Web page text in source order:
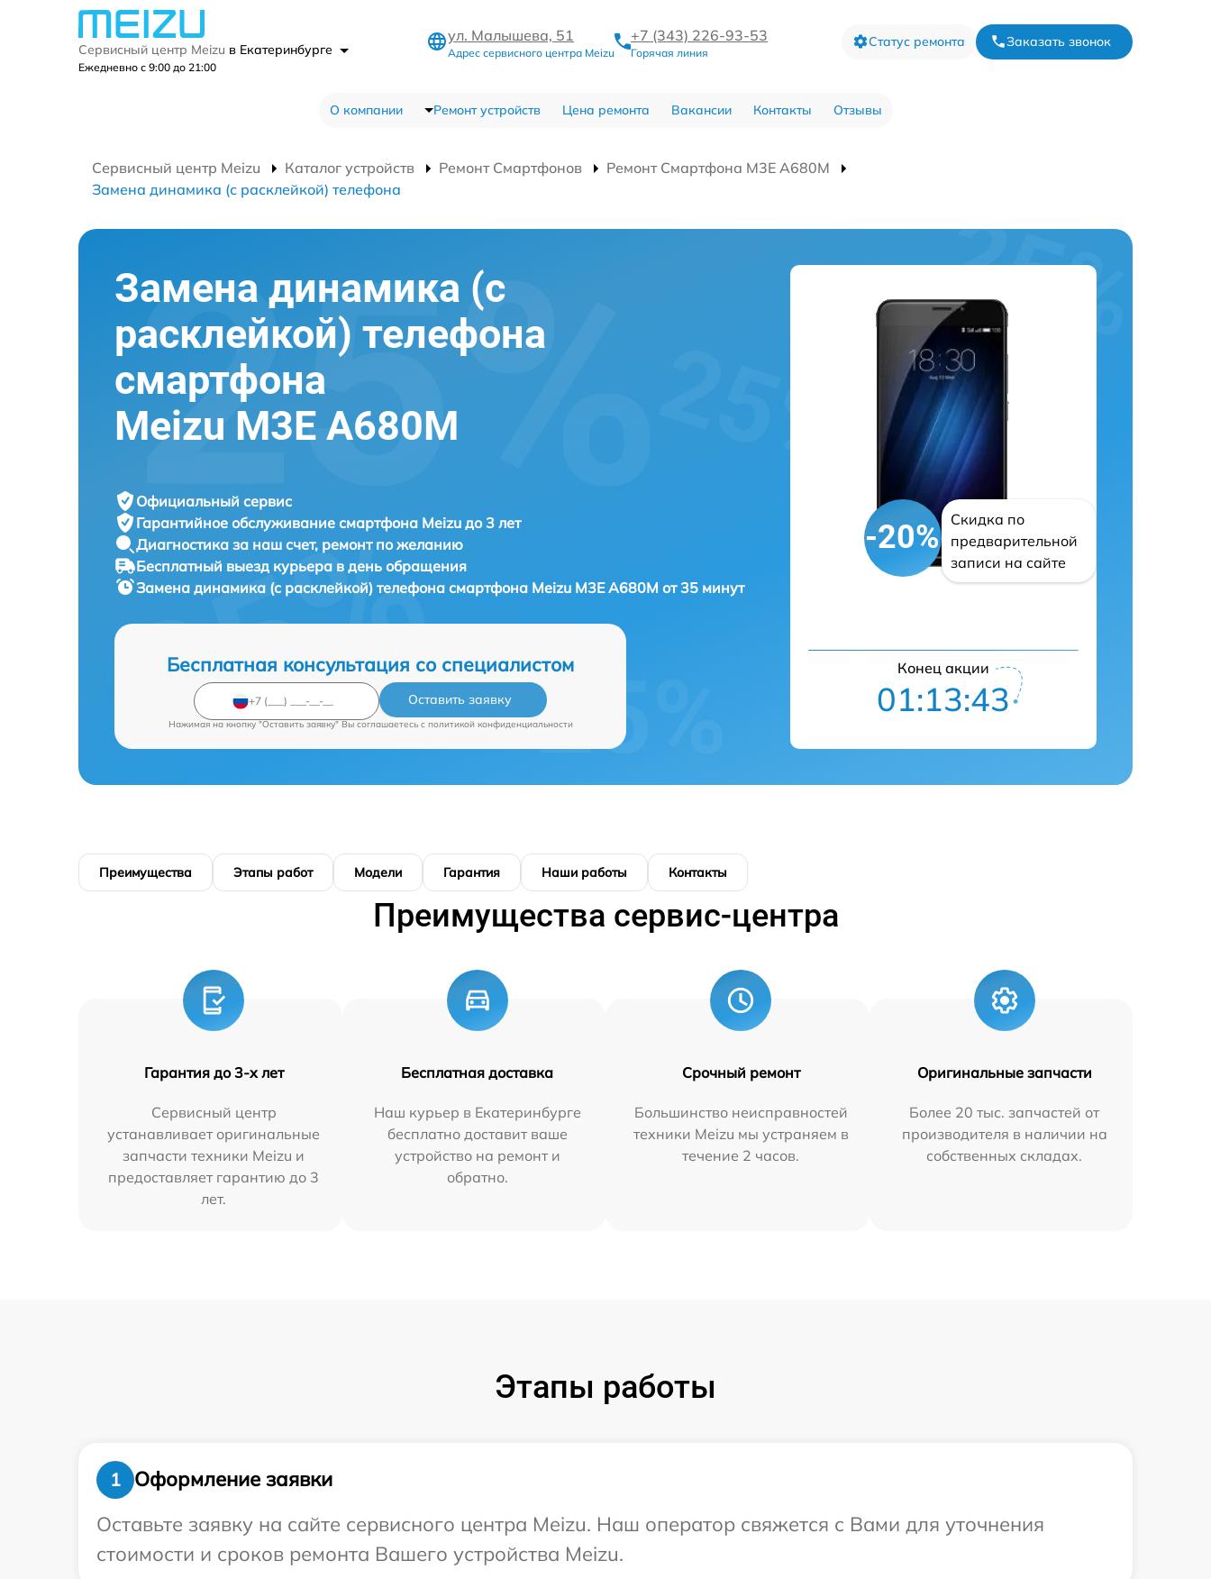
Сервисный центр Meizu в Екатеринбурге
Ежедневно с 9:00 до 21:00
ул. Малышева, 51
Адрес сервисного центра Meizu
+7 (343) 226-93-53
Горячая линия
Статус ремонта Заказать звонок
О компании Ремонт устройств Цена ремонта Вакансии Контакты Отзывы
Сервисный центр Meizu Каталог устройств Ремонт Смартфонов
Ремонт Смартфона M3E A680M
Замена динамика (с расклейкой) телефона
Замена динамика (с
расклейкой) телефона
смартфона
Meizu M3E A680M
Официальный сервис
Гарантийное обслуживание смартфона Meizu до 3 лет
Диагностика за наш счет, ремонт по желанию
Бесплатный выезд курьера в день обращения
Замена динамика (с расклейкой) телефона смартфона Meizu M3E A680M от 35 минут
Бесплатная консультация со специалистом
Оставить заявку
Нажимая на кнопку "Оставить заявку" Вы соглашаетесь c политикой конфиденциальности
-20%
Скидка по
предварительной
записи на сайте
Конец акции
01:13:41
Преимущества Этапы работ Модели Гарантия Наши работы Контакты
Преимущества сервис-центра
Гарантия до 3-х лет
Сервисный центр
устанавливает оригинальные
запчасти техники Meizu и
предоставляет гарантию до 3
лет.
Бесплатная доставка
Наш курьер в Екатеринбурге
бесплатно доставит ваше
устройство на ремонт и
обратно.
Срочный ремонт
Большинство неисправностей
техники Meizu мы устраняем в
течение 2 часов.
Оригинальные запчасти
Более 20 тыс. запчастей от
производителя в наличии на
собственных складах.
Этапы работы
1
Оформление заявки
Оставьте заявку на сайте сервисного центра Meizu. Наш оператор свяжется с Вами для уточнения
стоимости и сроков ремонта Вашего устройства Meizu.